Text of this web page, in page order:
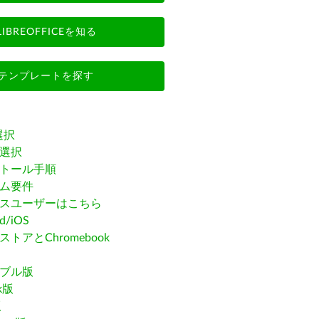
を知る
ンプレートを探す
択
択
ール手順
要件
ユーザーはこちら
iOS
トアとChromebook
ル版